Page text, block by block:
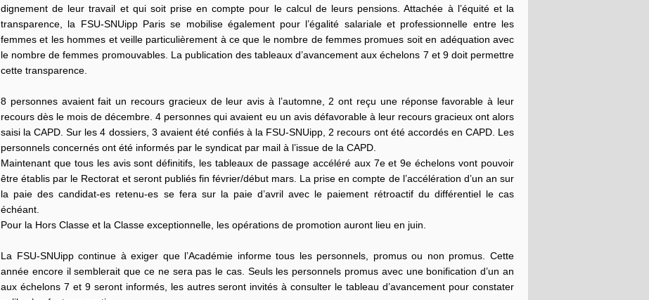
dignement de leur travail et qui soit prise en compte pour le calcul de leurs pensions. Attachée à l’équité et la
transparence, la FSU-SNUipp Paris se mobilise également pour l’égalité salariale et professionnelle entre les
femmes et les hommes et veille particulièrement à ce que le nombre de femmes promues soit en adéquation avec
le nombre de femmes promouvables. La publication des tableaux d’avancement aux échelons 7 et 9 doit permettre
cette transparence.
8 personnes avaient fait un recours gracieux de leur avis à l’automne, 2 ont reçu une réponse favorable à leur
recours dès le mois de décembre. 4 personnes qui avaient eu un avis défavorable à leur recours gracieux ont alors
saisi la CAPD. Sur les 4 dossiers, 3 avaient été confiés à la FSU-SNUipp, 2 recours ont été accordés en CAPD. Les
personnels concernés ont été informés par le syndicat par mail à l’issue de la CAPD.
Maintenant que tous les avis sont définitifs, les tableaux de passage accéléré aux 7e et 9e échelons vont pouvoir
être établis par le Rectorat et seront publiés fin février/début mars. La prise en compte de l’accélération d’un an sur
la paie des candidat-es retenu-es se fera sur la paie d’avril avec le paiement rétroactif du différentiel le cas
échéant.
Pour la Hors Classe et la Classe exceptionnelle, les opérations de promotion auront lieu en juin.
La FSU-SNUipp continue à exiger que l’Académie informe tous les personnels, promus ou non promus. Cette
année encore il semblerait que ce ne sera pas le cas. Seuls les personnels promus avec une bonification d’un an
aux échelons 7 et 9 seront informés, les autres seront invités à consulter le tableau d’avancement pour constater